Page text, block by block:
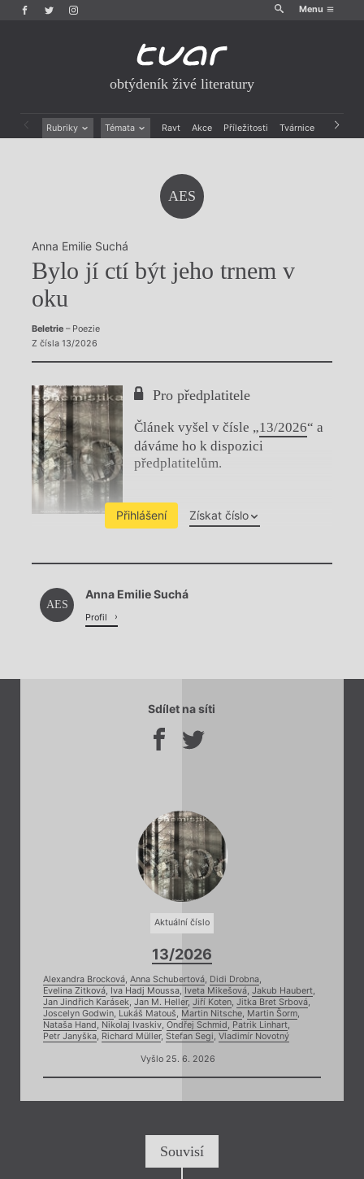
Menu
obtýdeník živé literatury
Rubriky Témata Ravt Akce Příležitosti Tvárnice Archiv
Výroční ceny
AES
Anna Emilie Suchá
Bylo jí ctí být jeho trnem v
oku
Beletrie– Poezie
Z čísla 13/2026
Pro předplatitele
Článek vyšel v čísle „13/2026“ a
dáváme ho k dispozici
předplatitelům.
Přihlášení Získat číslo
Chviličku.
Načítá se.
AES
Anna Emilie Suchá
Profil
Sdílet na síti
Aktuální číslo
13/2026
Alexandra Brocková, Anna Schubertová, Didi Drobna,
Evelina Zitková, Iva Hadj Moussa, Iveta Mikešová, Jakub Haubert,
Jan Jindřich Karásek, Jan M. Heller, Jiří Koten, Jitka Bret Srbová,
Joscelyn Godwin, Lukáš Matouš, Martin Nitsche, Martin Šorm,
Nataša Hand, Nikolaj Ivaskiv, Ondřej Schmid, Patrik Linhart,
Petr Janyška, Richard Müller, Stefan Segi, Vladimír Novotný
Vyšlo 25. 6. 2026
Souvisí